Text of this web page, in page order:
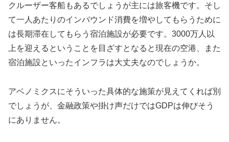
クルーザー客船もあるでしょうが主には旅客機です。そし
て一人あたりのインバウンド消費を増やしてもらうために
は長期滞在してもらう宿泊施設が必要です。3000万人以
上を迎えるということを目ざすとなると現在の空港、また
宿泊施設といったインフラは大丈夫なのでしょうか。
アベノミクスにそういった具体的な施策が見えてくれば別
でしょうが、金融政策や掛け声だけではGDPは伸びそう
にありません。